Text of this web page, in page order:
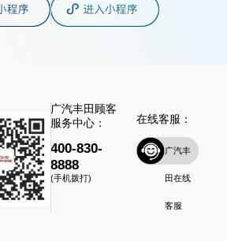
广汽丰田顾客
服务中心：
400-830-
8888
(手机拨打)
在线客服：
广汽丰
田在线
客服